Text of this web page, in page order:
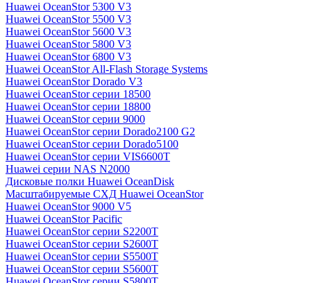
Huawei OceanStor 5300 V3
Huawei OceanStor 5500 V3
Huawei OceanStor 5600 V3
Huawei OceanStor 5800 V3
Huawei OceanStor 6800 V3
Huawei OceanStor All-Flash Storage Systems
Huawei OceanStor Dorado V3
Huawei OceanStor серии 18500
Huawei OceanStor серии 18800
Huawei OceanStor серии 9000
Huawei OceanStor серии Dorado2100 G2
Huawei OceanStor серии Dorado5100
Huawei OceanStor серии VIS6600T
Huawei серии NAS N2000
Дисковые полки Huawei OceanDisk
Масштабируемые СХД Huawei OceanStor
Huawei OceanStor 9000 V5
Huawei OceanStor Pacific
Huawei OceanStor серии S2200T
Huawei OceanStor серии S2600T
Huawei OceanStor серии S5500T
Huawei OceanStor серии S5600T